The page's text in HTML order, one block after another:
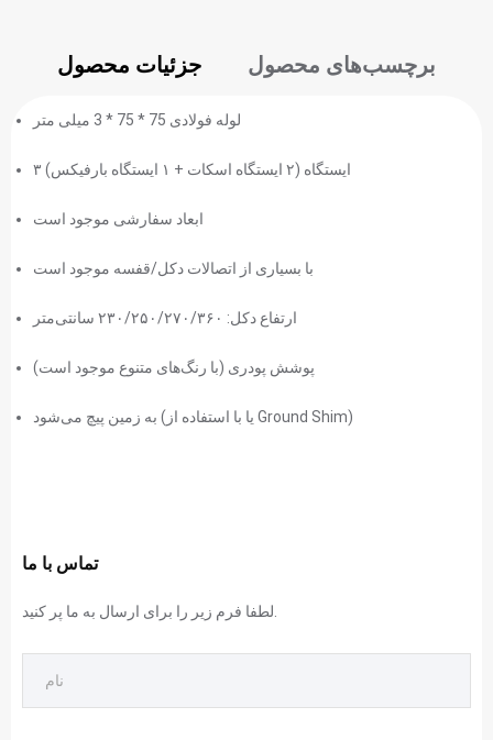
جزئیات محصول برچسب‌های محصول
لوله فولادی 75 * 75 * 3 میلی متر
۳ ایستگاه (۲ ایستگاه اسکات + ۱ ایستگاه بارفیکس)
ابعاد سفارشی موجود است
با بسیاری از اتصالات دکل/قفسه موجود است
ارتفاع دکل: ۲۳۰/۲۵۰/۲۷۰/۳۶۰ سانتی‌متر
پوشش پودری (با رنگ‌های متنوع موجود است)
به زمین پیچ می‌شود (یا با استفاده از Ground Shim)
تماس با ما